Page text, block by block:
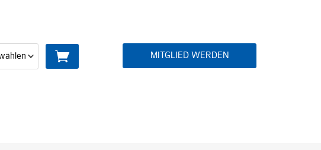
MITGLIED WERDEN